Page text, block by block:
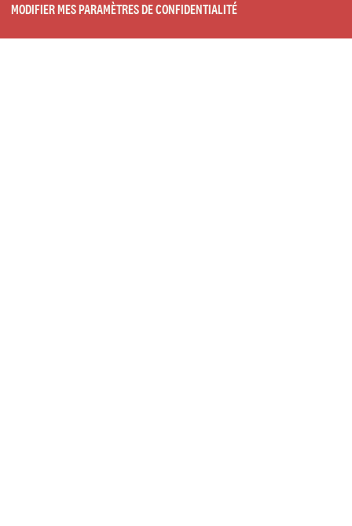
MODIFIER MES PARAMÈTRES DE CONFIDENTIALITÉ